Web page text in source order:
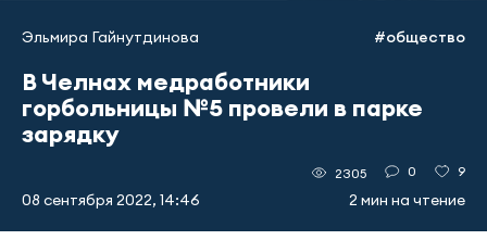
Эльмира Гайнутдинова #общество
В Челнах медработники
горбольницы №5 провели в парке
зарядку
08 сентября 2022, 14:46
2305 0 9
2 мин на чтение